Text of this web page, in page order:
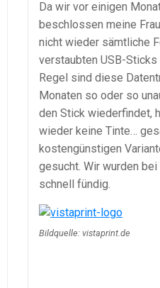
Da wir vor einigen
beschlossen meine
nicht wieder sämtliche
verstaubten USB-
Regel sind diese
Monaten so oder so
den Stick wiederfindet,
wieder keine Tinte…
kostengünstigen
gesucht. Wir wurden
schnell fündig.
Bildquelle: vistaprint.de